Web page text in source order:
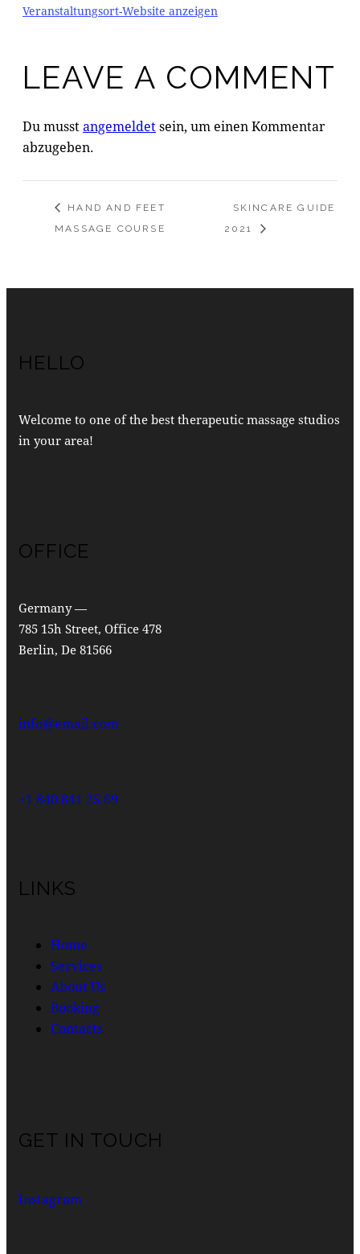
Veranstaltungsort-Website anzeigen
LEAVE A COMMENT
Du musstangemeldetsein, um einen Kommentar
abzugeben.
HAND AND FEET
MASSAGE COURSE
SKINCARE GUIDE
2021
HELLO
Welcome to one of the best therapeutic massage studios
in your area!
OFFICE
Germany —
785 15h Street, Office 478
Berlin, De 81566
info@email.com
+1 840 841 25 69
LINKS
Home
Services
About Us
Booking
Contacts
GET IN TOUCH
Instagram